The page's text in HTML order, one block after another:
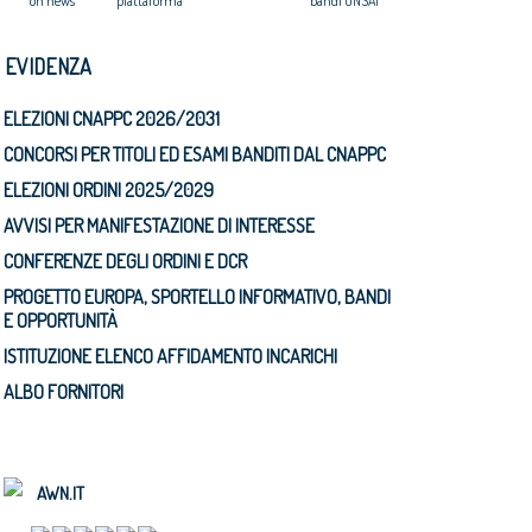
EVIDENZA
ELEZIONI CNAPPC 2026/2031
CONCORSI PER TITOLI ED ESAMI BANDITI DAL CNAPPC
ELEZIONI ORDINI 2025/2029
AVVISI PER MANIFESTAZIONE DI INTERESSE
CONFERENZE DEGLI ORDINI E DCR
PROGETTO EUROPA, SPORTELLO INFORMATIVO, BANDI
E OPPORTUNITÀ
ISTITUZIONE ELENCO AFFIDAMENTO INCARICHI
ALBO FORNITORI
AWN.IT